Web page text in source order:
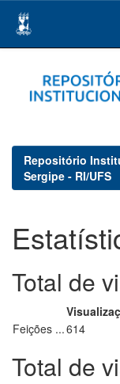
navigation
Repositório
Sergipe - RI/UFS
Total de
Feições ...614
Total de